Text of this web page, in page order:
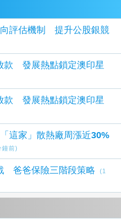
評估機制 提升公股銀競
款 發展熱點鎖定澳印星
款 發展熱點鎖定澳印星
這家」散熱廠周漲近30%
鐘前)
爸爸保險三階段策略
(1